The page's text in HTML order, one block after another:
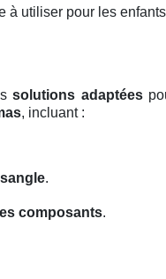
à utiliser pour les
solutions adaptées
, incluant :
.
composants.